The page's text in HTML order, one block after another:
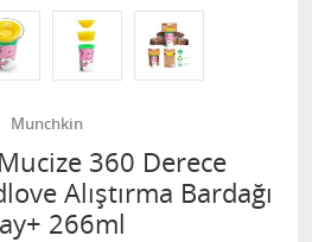
Munchkin
360 Derece
Alıştırma Bardağı
266ml